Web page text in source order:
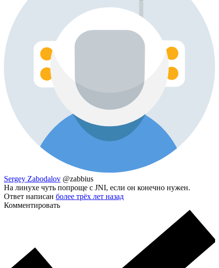
Sergey Zabodalov @zabbius
На линухе чуть попроще с JNI, если он конечно нужен.
Ответ написан более трёх лет назад
Комментировать